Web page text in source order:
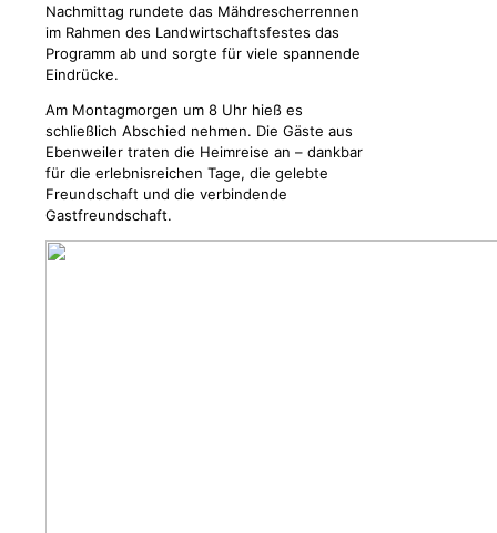
Nachmittag rundete das Mähdrescherrennen
im Rahmen des Landwirtschaftsfestes das
Programm ab und sorgte für viele spannende
Eindrücke.
Am Montagmorgen um 8 Uhr hieß es
schließlich Abschied nehmen. Die Gäste aus
Ebenweiler traten die Heimreise an – dankbar
für die erlebnisreichen Tage, die gelebte
Freundschaft und die verbindende
Gastfreundschaft.